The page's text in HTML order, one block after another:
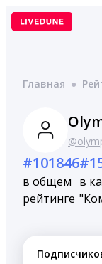
Перейти
Главная ●
#101846
в общем
рейтинге
в